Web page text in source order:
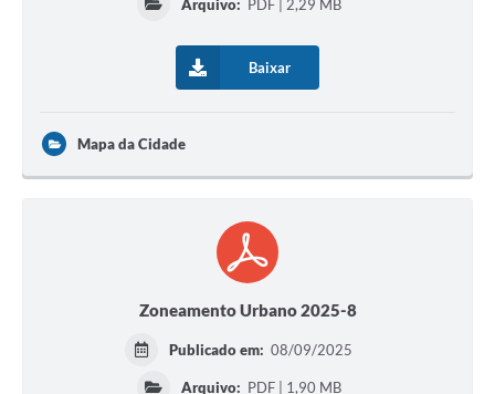
Arquivo: PDF | 2,29 MB
Baixar
Mapa da Cidade
Zoneamento Urbano 2025-8
Publicado em: 08/09/2025
Arquivo: PDF | 1,90 MB